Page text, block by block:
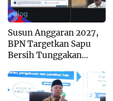
Blog
Susun Anggaran 2027,
BPN Targetkan Sapu
Bersih Tunggakan
Kepastian Waktu
Layanan